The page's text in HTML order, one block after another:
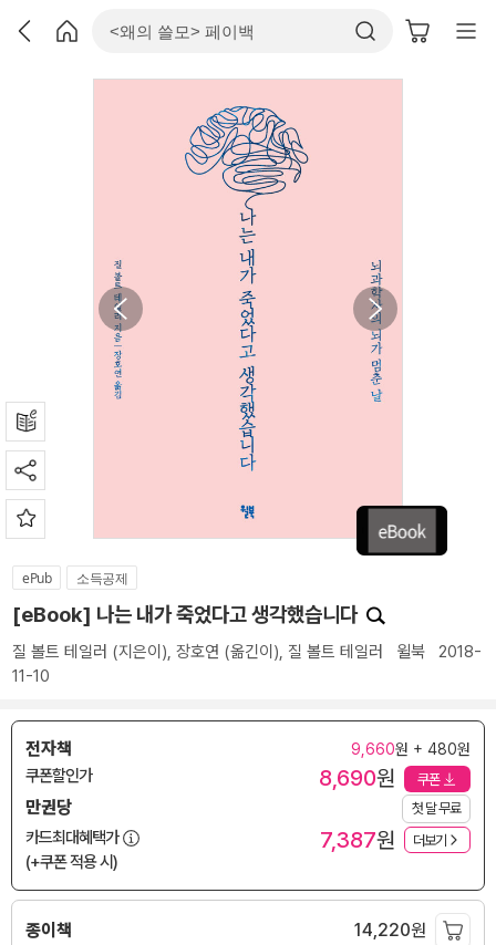
ePub 소득공제
[eBook] 나는 내가 죽었다고 생각했습니다
질 볼트 테일러 (지은이), 장호연 (옮긴이), 질 볼트 테일러 윌북 2018-
11-10
전자책 9,660원 + 480원
쿠폰할인가 8,690원 쿠폰
만권당 첫 달 무료
카드최대혜택가
(+쿠폰 적용 시)
7,387원 더보기
종이책 14,220원